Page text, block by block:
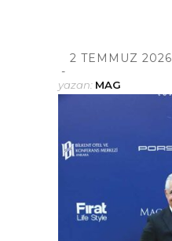
2 TEMMUZ 2026
yazan: MAG